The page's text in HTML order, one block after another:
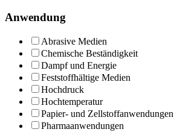
Anwendung
Abrasive Medien
Chemische Beständigkeit
Dampf und Energie
Feststoffhältige Medien
Hochdruck
Hochtemperatur
Papier- und Zellstoffanwendungen
Pharmaanwendungen